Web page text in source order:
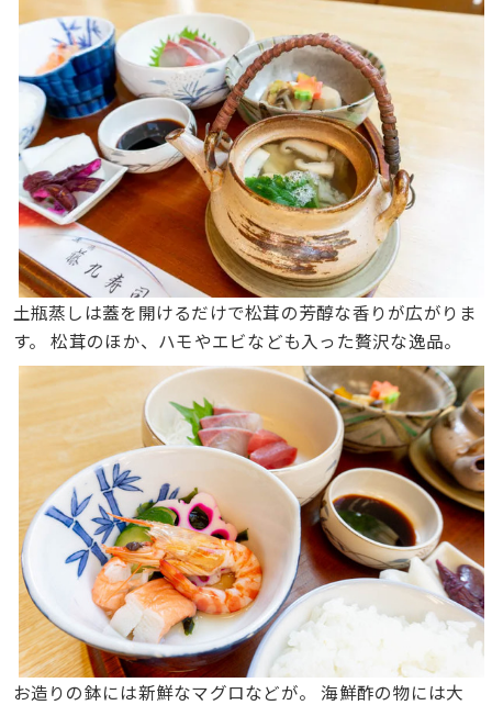
土瓶蒸しは蓋を開けるだけで松茸の芳醇な香りが広がりま
す。 松茸のほか、ハモやエビなども入った贅沢な逸品。
お造りの鉢には新鮮なマグロなどが。 海鮮酢の物には大